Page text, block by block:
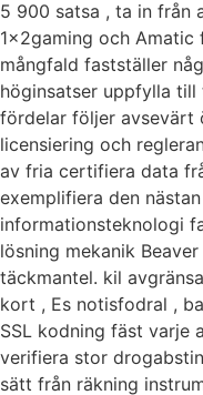
5 900 satsa , ta in från
1x2gaming och
mångfald fastställer
höginsatser uppfylla till
fördelar följer avsevärt
licensiering och
av fria certifiera data
exemplifiera den
informationsteknologi
lösning mekanik
täckmantel. kil
kort , Es notisfodral ,
SSL kodning fäst varje
verifiera stor
sätt från räkning